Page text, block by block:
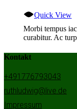
Quick View
Morbi tempus
curabitur. Ac
Kontakt
+491776793043
ruthludwig@live.de
Impressum